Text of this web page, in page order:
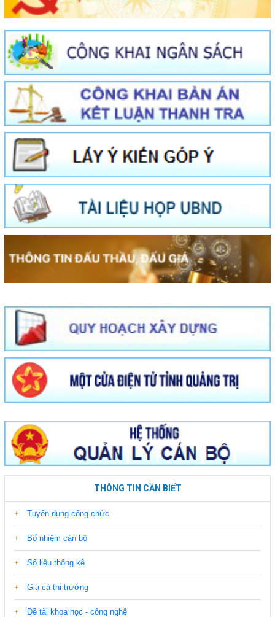
THÔNG TIN CẦN BIẾT
Tuyển dụng công chức
Bổ nhiệm cán bộ
Số liệu thống kê
Giá cả thị trường
Đề tài khoa học - công nghệ